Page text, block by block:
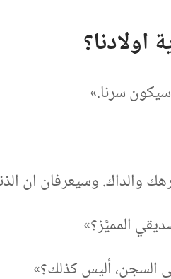
اولادنا؟‏
سيكون سرنا.‏»‏
والداك.‏ وسيعرفان ان
المميَّز؟‏»‏
السجن،‏ أليس كذلك؟‏»‏